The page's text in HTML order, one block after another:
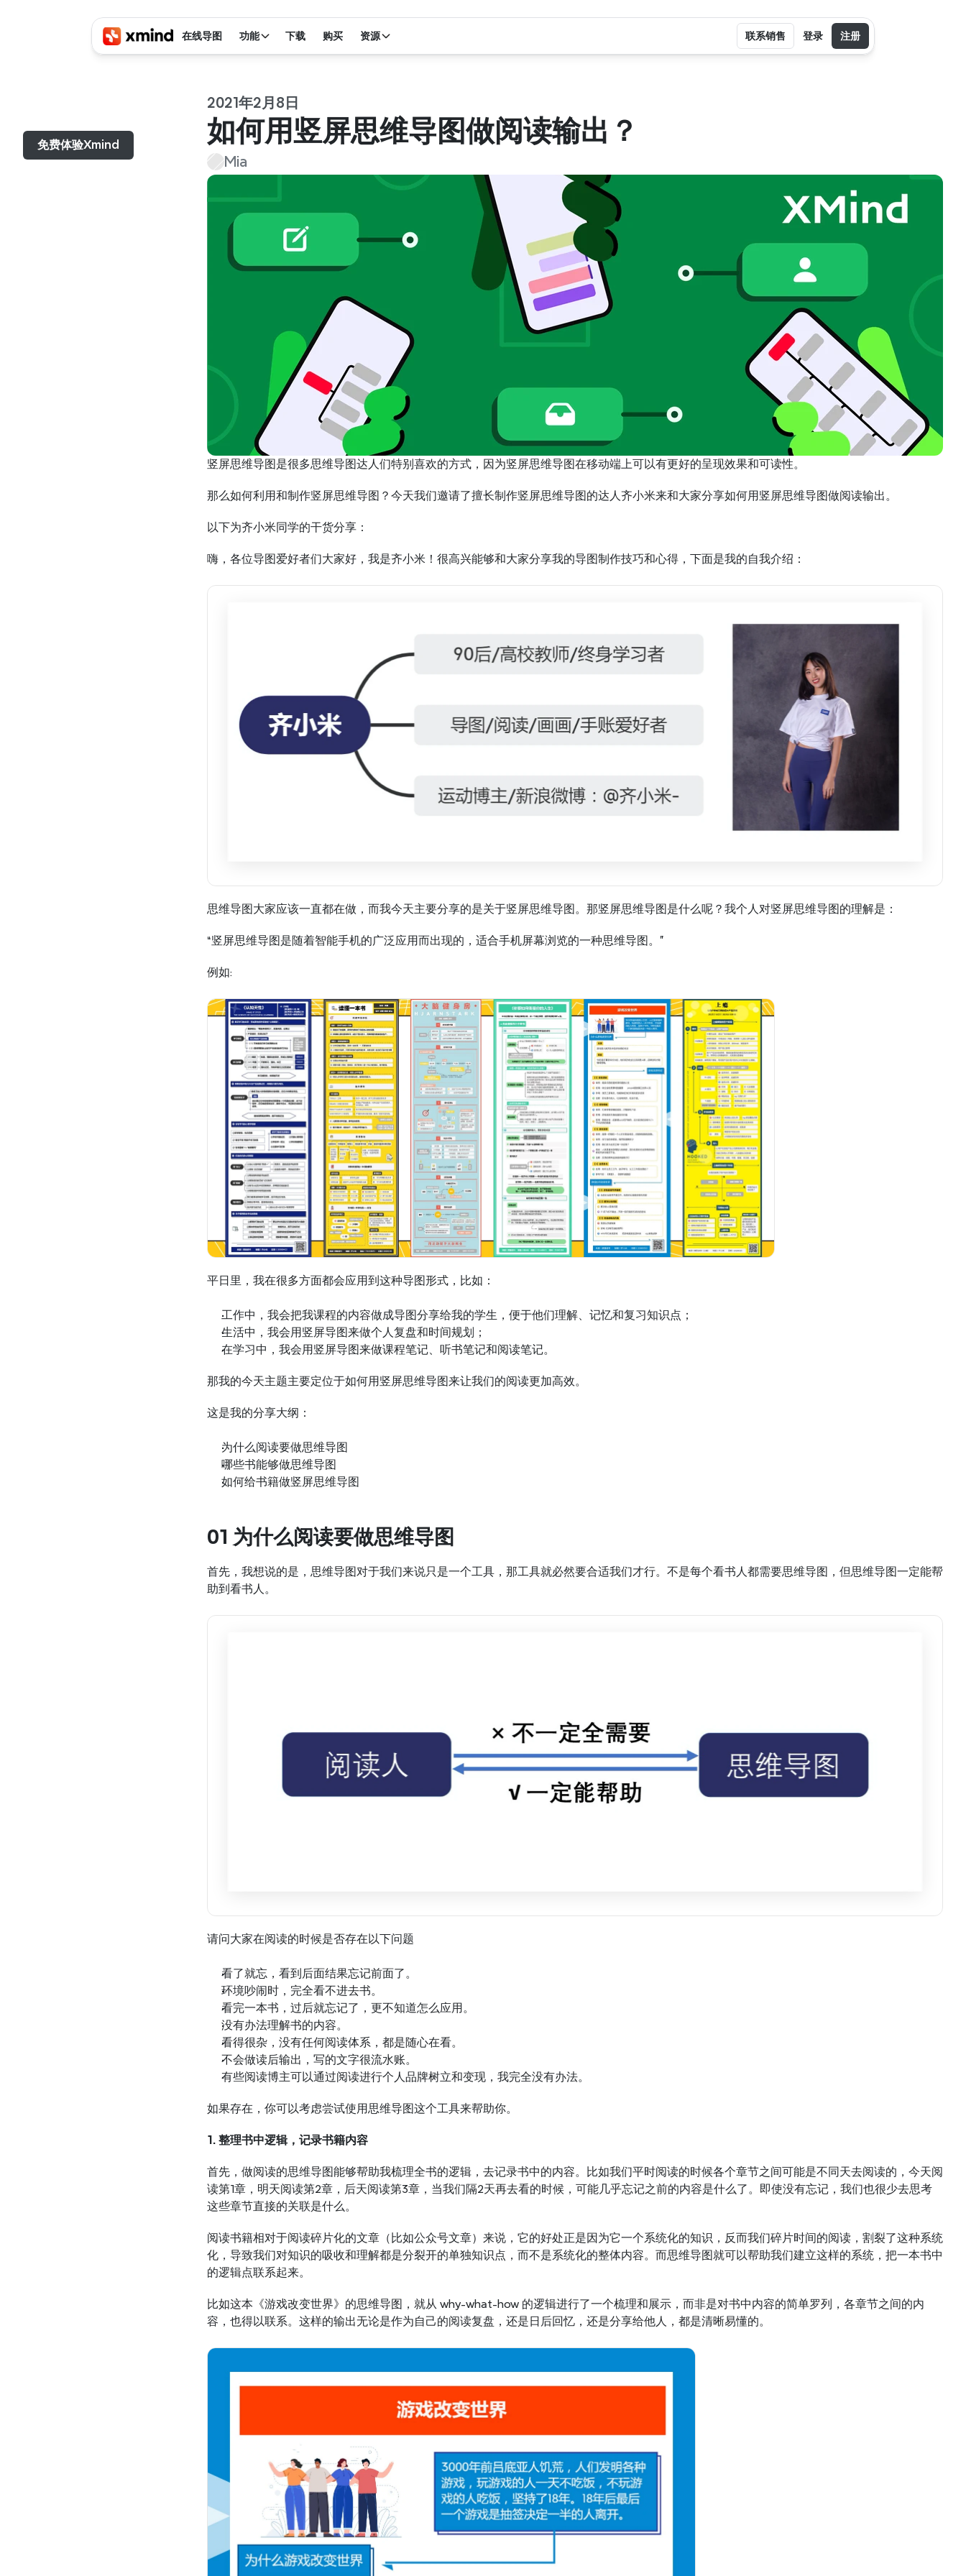
免费体验Xmind
2021年2月8日
如何用竖屏思维导图做阅读输出？
Mia
竖屏思维导图是很多思维导图达人们特别喜欢的方式，因为竖屏思维导图在移动端上可以有更好的呈现效果和可读性。
那么如何利用和制作竖屏思维导图？今天我们邀请了擅长制作竖屏思维导图的达人齐小米来和大家分享如何用竖屏思维导图做阅读输出。
以下为齐小米同学的干货分享：
嗨，各位导图爱好者们大家好，我是齐小米！很高兴能够和大家分享我的导图制作技巧和心得，下面是我的自我介绍：
思维导图大家应该一直都在做，而我今天主要分享的是关于竖屏思维导图。那竖屏思维导图是什么呢？我个人对竖屏思维导图的理解是：
“竖屏思维导图是随着智能手机的广泛应用而出现的，适合手机屏幕浏览的一种思维导图。”
例如:
平日里，我在很多方面都会应用到这种导图形式，比如：
工作中，我会把我课程的内容做成导图分享给我的学生，便于他们理解、记忆和复习知识点；
生活中，我会用竖屏导图来做个人复盘和时间规划；
在学习中，我会用竖屏导图来做课程笔记、听书笔记和阅读笔记。
那我的今天主题主要定位于如何用竖屏思维导图来让我们的阅读更加高效。
这是我的分享大纲：
为什么阅读要做思维导图
哪些书能够做思维导图
如何给书籍做竖屏思维导图
01 为什么阅读要做思维导图
首先，我想说的是，思维导图对于我们来说只是一个工具，那工具就必然要合适我们才行。不是每个看书人都需要思维导图，但思维导图一定能帮
助到看书人。
请问大家在阅读的时候是否存在以下问题
看了就忘，看到后面结果忘记前面了。
环境吵闹时，完全看不进去书。
看完一本书，过后就忘记了，更不知道怎么应用。
没有办法理解书的内容。
看得很杂，没有任何阅读体系，都是随心在看。
不会做读后输出，写的文字很流水账。
有些阅读博主可以通过阅读进行个人品牌树立和变现，我完全没有办法。
如果存在，你可以考虑尝试使用思维导图这个工具来帮助你。
1. 整理书中逻辑，记录书籍内容
首先，做阅读的思维导图能够帮助我梳理全书的逻辑，去记录书中的内容。比如我们平时阅读的时候各个章节之间可能是不同天去阅读的，今天阅
读第1章，明天阅读第2章，后天阅读第3章，当我们隔2天再去看的时候，可能几乎忘记之前的内容是什么了。即使没有忘记，我们也很少去思考
这些章节直接的关联是什么。
阅读书籍相对于阅读碎片化的文章（比如公众号文章）来说，它的好处正是因为它一个系统化的知识，反而我们碎片时间的阅读，割裂了这种系统
化，导致我们对知识的吸收和理解都是分裂开的单独知识点，而不是系统化的整体内容。而思维导图就可以帮助我们建立这样的系统，把一本书中
的逻辑点联系起来。
比如这本《游戏改变世界》的思维导图，就从 why-what-how 的逻辑进行了一个梳理和展示，而非是对书中内容的简单罗列，各章节之间的内
容，也得以联系。这样的输出无论是作为自己的阅读复盘，还是日后回忆，还是分享给他人，都是清晰易懂的。
在线导图 功能 下载 购买 资源 联系销售 登录 注册